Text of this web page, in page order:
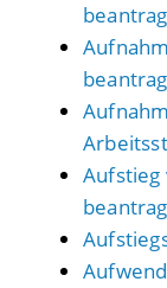
Aufstieg